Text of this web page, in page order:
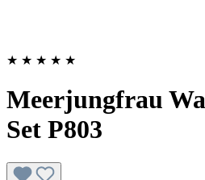
★ ★ ★ ★ ★
Meerjungfrau
Set P803